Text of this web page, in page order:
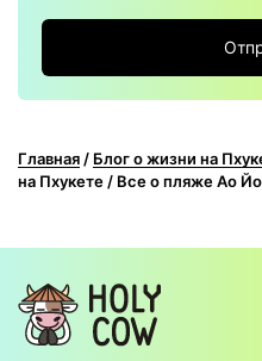
Главная/ Блог о жизни на
на Пхукете/ Все о пляже Ао